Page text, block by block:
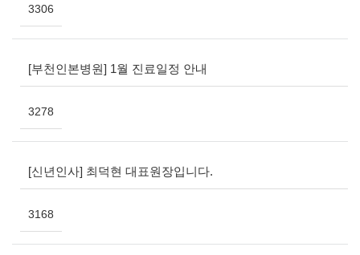
3306
[부천인본병원] 1월 진료일정 안내
3278
[신년인사] 최덕현 대표원장입니다.
3168